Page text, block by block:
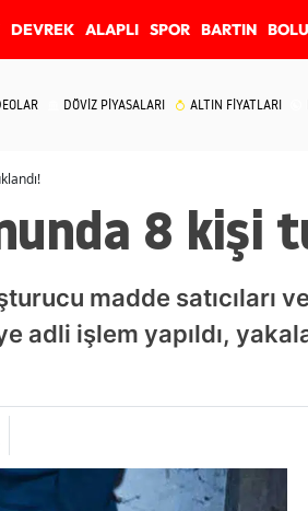
DEVREK ALAPLI SPOR BARTIN BOLU
DÖVİZ PİYASALARI ALTIN FİYATLARI
8 kişi
madde satıcıları ve
adli işlem yapıldı,